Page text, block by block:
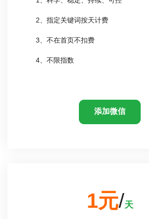
2、指定关键词按天计费
3、不在首页不扣费
4、不限指数
添加微信
1元/天